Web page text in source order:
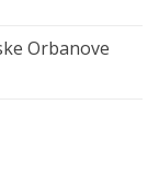
Orbanove